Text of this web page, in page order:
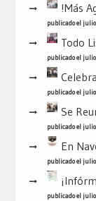
!Más
publicado el
Todo
publicado el
publicado el
Se
publicado el
En
publicado el julio
publicado el